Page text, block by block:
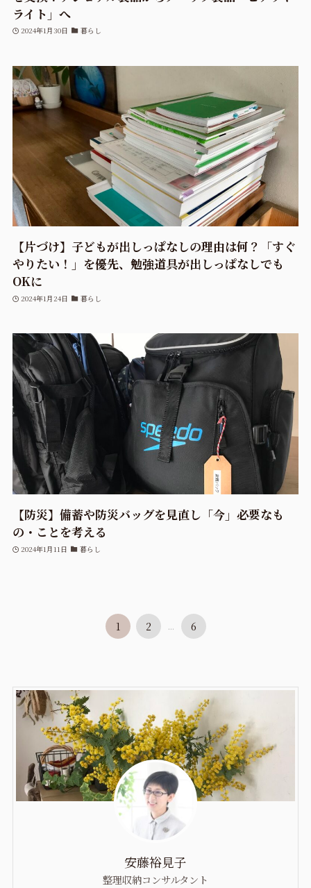
ライト」へ
2024年1月30日 暮らし
【片づけ】子どもが出しっぱなしの理由は何？「すぐ
やりたい！」を優先、勉強道具が出しっぱなしでも
OKに
2024年1月24日 暮らし
【防災】備蓄や防災バッグを見直し「今」必要なも
の・ことを考える
2024年1月11日 暮らし
1 2 ... 6
安藤裕見子
整理収納コンサルタント